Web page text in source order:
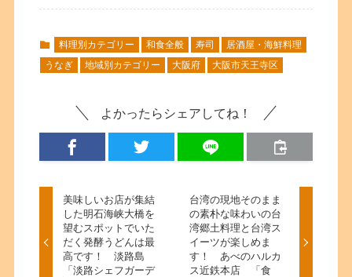
料理別カテゴリー 和食全般 寿司
居酒屋・海鮮料理
うなぎ
地域別カテゴリー 大阪府 大阪市天王寺区
よかったらシェアしてね！
美味しいお店が集結
した明石海峡大橋を
望むスポットでいた
だく発酵うどんは最
高です！ 淡路島
「淡路シェフガーデ
台湾の現地そのまま
の素朴な味わいの台
湾郷土料理と台湾ス
イーツが楽しめま
す！ あべのハルカ
ス近鉄本店 「食